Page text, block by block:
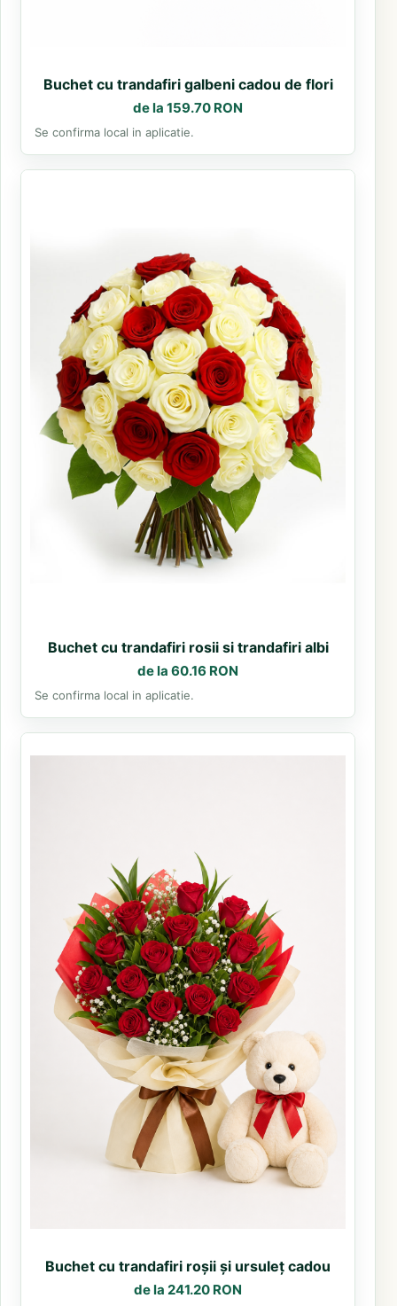
Buchet cu trandafiri galbeni cadou de flori
de la 159.70 RON
Se confirma local in aplicatie.
Buchet cu trandafiri rosii si trandafiri albi
de la 60.16 RON
Se confirma local in aplicatie.
Buchet cu trandafiri roșii și ursuleț cadou
de la 241.20 RON